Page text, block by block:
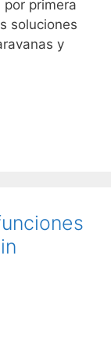
primera
soluciones
y